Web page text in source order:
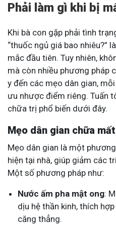
Phải làm gì khi bị
Khi bà con gặp phải tình
“thuốc ngủ giá bao nhiêu?”
mắc đầu tiên. Tuy nhiên,
mà còn nhiều phương pháp
y đến các mẹo dân gian,
ưu nhược điểm riêng. Tuấn
chữa trị phổ biến dưới đây.
Mẹo dân gian chữa
Mẹo dân gian là một
hiện tại nhà, giúp giảm các
Một số phương pháp như:
Nước ấm pha mật ong:
dịu hệ thần kinh, thích
căng thẳng.